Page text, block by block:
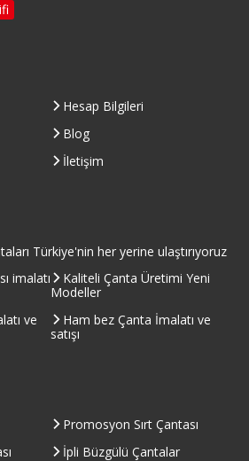
Hesap Bilgileri
Blog
İletişim
Türkiye'nin her yerine ulaştırıyoruz
imalatı
Kaliteli Çanta Üretimi Yeni
Modeller
ve
Ham bez Çanta İmalatı ve
satışı
Promosyon Sırt Çantası
İpli Büzgülü Çantalar